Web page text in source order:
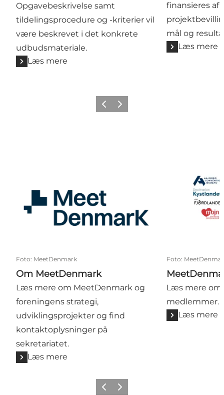
Opgavebeskrivelse samt
tildelingsprocedure og -kriterier vil
være beskrevet i det konkrete
udbudsmateriale.
Læs mere
finansieres af
mål og
Læs mere
ForrigeNæste
Foto: MeetDenmark
Om MeetDenmark
Læs mere om MeetDenmark og
foreningens strategi,
udviklingsprojekter og find
kontaktoplysninger på
sekretariatet.
Læs mere
Foto:
Læs mere
medlemmer.
Læs mere
ForrigeNæste